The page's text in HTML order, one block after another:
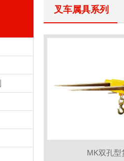
叉车属具系列
MK双孔型